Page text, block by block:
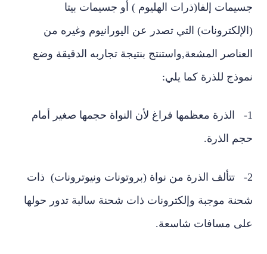
جسيمات إلفا(ذرات الهليوم ) أو جسيمات بيتا
(الإلكترونات) التي تصدر عن اليورانيوم وغيره من
العناصر المشعة,واستنتج بنتيجة تجاربه الدقيقة وضع
نموذج للذرة كما يلي:
1- الذرة معظمها فراغ لأن النواة حجمها صغير أمام
حجم الذرة.
2- تتألف الذرة من نواة (بروتونات ونيوترونات) ذات
شحنة موجبة وإلكترونات ذات شحنة سالبة تدور حولها
على مسافات شاسعة.